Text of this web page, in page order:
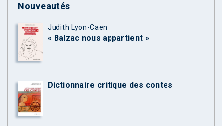
Nouveautés
Judith Lyon-Caen
« Balzac nous appartient »
Dictionnaire critique des contes